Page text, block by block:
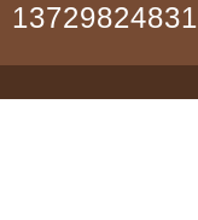
13729824831